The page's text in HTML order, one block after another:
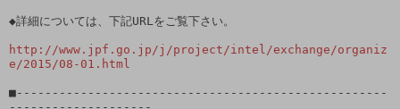
◆詳細については、下記URLをご覧下さい。
http://www.jpf.go.jp/j/project/intel/exchange/organiz
e/2015/08-01.html
■----------------------------------------------------